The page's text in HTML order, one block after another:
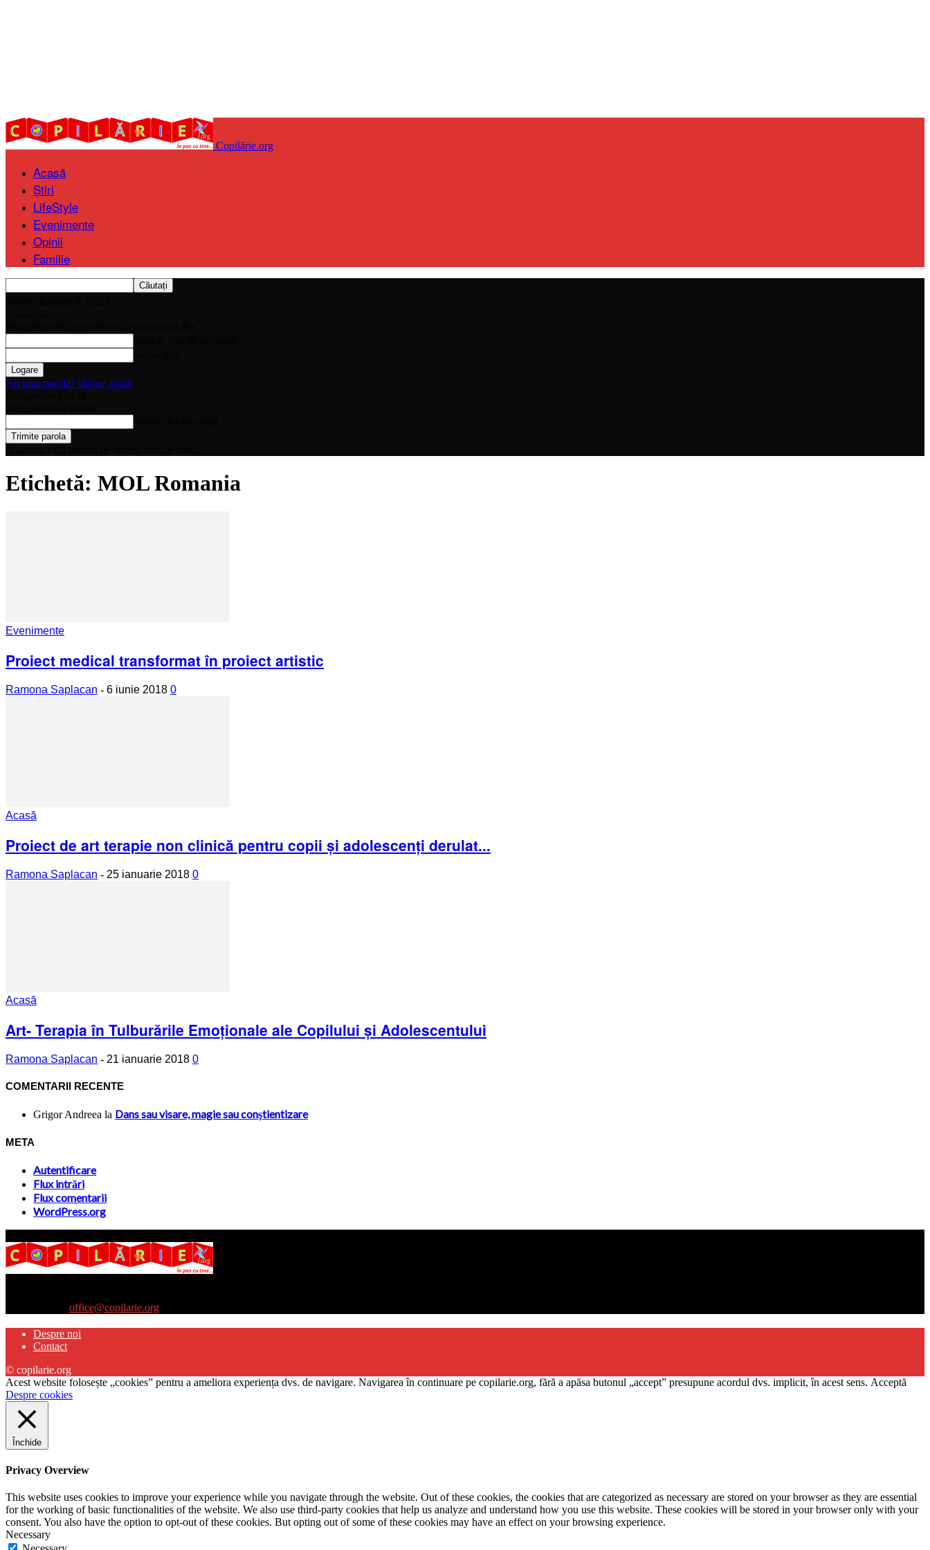
Copilărie.org
Acasă
Știri
LifeStyle
Evenimente
Opinii
Familie
Ați uitat parola? obține ajutor
Etichetă: MOL Romania
Evenimente
Proiect medical transformat în proiect artistic
Ramona Saplacan - 6 iunie 2018 0
Acasă
Proiect de art terapie non clinică pentru copii și adolescenți derulat...
Ramona Saplacan - 25 ianuarie 2018 0
Acasă
Art- Terapia în Tulburările Emoționale ale Copilului și Adolescentului
Ramona Saplacan - 21 ianuarie 2018 0
COMENTARII RECENTE
Grigor Andreea la Dans sau visare, magie sau conştientizare
META
Autentificare
Flux intrări
Flux comentarii
WordPress.org
office@copilarie.org
Despre noi
Contact
© copilarie.org
Acest website folosește „cookies” pentru a ameliora experiența dvs. de navigare. Navigarea în continuare pe copilarie.org, fără a apăsa butonul „accept” presupune acordul dvs. implicit, în acest sens. Acceptă
Despre cookies
Închide
Privacy Overview
This website uses cookies to improve your experience while you navigate through the website. Out of these cookies, the cookies that are categorized as necessary are stored on your browser as they are essential
for the working of basic functionalities of the website. We also use third-party cookies that help us analyze and understand how you use this website. These cookies will be stored in your browser only with your
consent. You also have the option to opt-out of these cookies. But opting out of some of these cookies may have an effect on your browsing experience.
Necessary